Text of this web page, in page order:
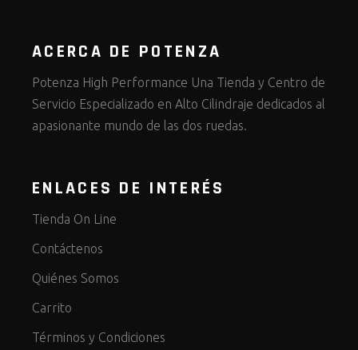
ACERCA DE POTENZA
Potenza High Performance Una Tienda y Centro de
Servicio Especializado en Alto Cilindraje dedicados al
apasionante mundo de las dos ruedas.
ENLACES DE INTERÉS
Tienda On Line
Contáctenos
Quiénes Somos
Carrito
Términos y Condiciones